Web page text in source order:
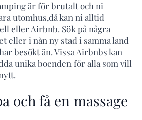
är för brutalt och ni
utomhus,då kan ni alltid
eller Airbnb. Sök på några
eller i nån ny stad i samma land
besökt än. Vissa Airbnbs kan
unika boenden för alla som vill
och få en massage